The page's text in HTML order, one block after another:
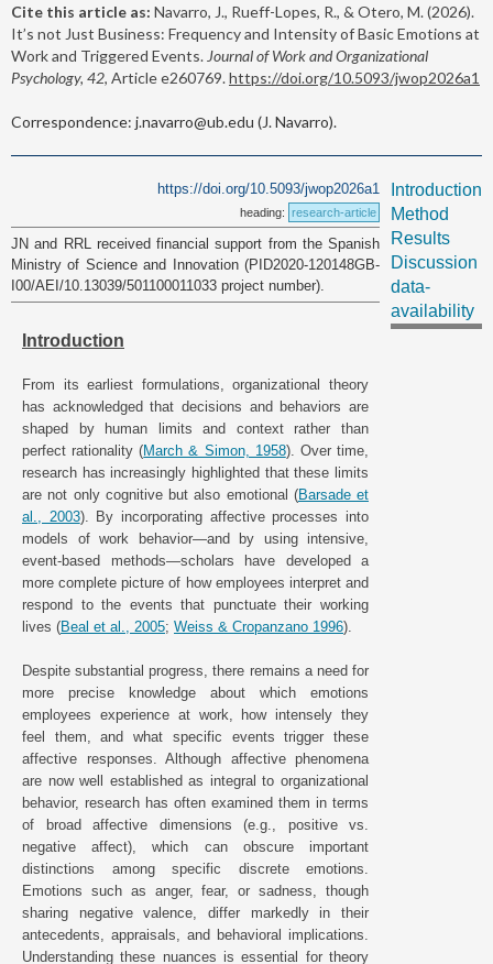
Cite this article as: Navarro, J., Rueff-Lopes, R., & Otero, M. (2026).
It’s not Just Business: Frequency and Intensity of Basic Emotions at
Work and Triggered Events. Journal of Work and Organizational
Psychology, 42, Article e260769.https://doi.org/10.5093/jwop2026a1
Correspondence: j.navarro@ub.edu (J. Navarro).
https://doi.org/10.5093/jwop2026a1
heading: research-article
JN and RRL received financial support from the Spanish
Ministry of Science and Innovation (PID2020-120148GB-
I00/AEI/10.13039/501100011033 project number).
Introduction
From its earliest formulations, organizational theory
has acknowledged that decisions and behaviors are
shaped by human limits and context rather than
perfect rationality (March & Simon, 1958). Over time,
research has increasingly highlighted that these limits
are not only cognitive but also emotional (Barsade et
al., 2003). By incorporating affective processes into
models of work behavior—and by using intensive,
event-based methods—scholars have developed a
more complete picture of how employees interpret and
respond to the events that punctuate their working
lives (Beal et al., 2005; Weiss & Cropanzano 1996).
Despite substantial progress, there remains a need for
more precise knowledge about which emotions
employees experience at work, how intensely they
feel them, and what specific events trigger these
affective responses. Although affective phenomena
are now well established as integral to organizational
behavior, research has often examined them in terms
of broad affective dimensions (e.g., positive vs.
negative affect), which can obscure important
distinctions among specific discrete emotions.
Emotions such as anger, fear, or sadness, though
sharing negative valence, differ markedly in their
antecedents, appraisals, and behavioral implications.
Understanding these nuances is essential for theory
Introduction
Method
Results
Discussion
data-
availability